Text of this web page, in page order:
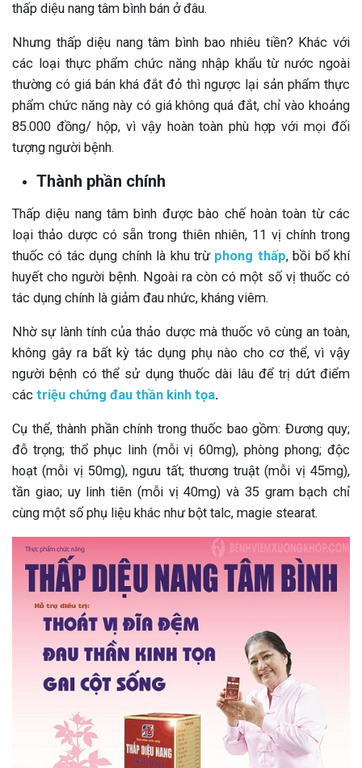
thấp diệu nang tâm bình bán ở đâu.
Nhưng thấp diệu nang tâm bình bao nhiêu tiền? Khác với
các loại thực phẩm chức năng nhập khẩu từ nước ngoài
thường có giá bán khá đắt đỏ thì ngược lại sản phẩm thực
phẩm chức năng này có giá không quá đắt, chỉ vào khoảng
85.000 đồng/ hộp, vì vậy hoàn toàn phù hợp với mọi đối
tượng người bệnh.
Thành phần chính
Thấp diệu nang tâm bình được bào chế hoàn toàn từ các
loại thảo dược có sẵn trong thiên nhiên, 11 vị chính trong
thuốc có tác dụng chính là khu trừ phong thấp, bồi bổ khí
huyết cho người bệnh. Ngoài ra còn có một số vị thuốc có
tác dụng chính là giảm đau nhức, kháng viêm.
Nhờ sự lành tính của thảo dược mà thuốc vô cùng an toàn,
không gây ra bất kỳ tác dụng phụ nào cho cơ thể, vì vậy
người bệnh có thể sử dụng thuốc dài lâu để trị dứt điểm
các triệu chứng đau thần kinh tọa.
Cụ thể, thành phần chính trong thuốc bao gồm: Đương quy;
đỗ trọng; thổ phục linh (mỗi vị 60mg), phòng phong; độc
hoạt (mỗi vị 50mg), ngưu tất; thương truật (mỗi vị 45mg),
tần giao; uy linh tiên (mỗi vị 40mg) và 35 gram bạch chỉ
cùng một số phụ liệu khác như bột talc, magie stearat.